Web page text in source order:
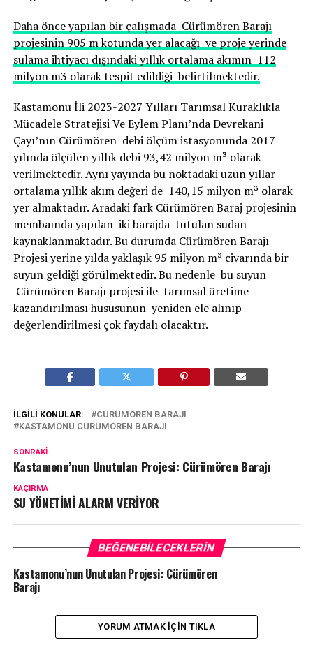
Daha önce yapılan bir çalışmada Cürümören Barajı
projesinin 905 m kotunda yer alacağı ve proje yerinde
sulama ihtiyacı dışındaki yıllık ortalama akımın 112
milyon m3 olarak tespit edildiği belirtilmektedir.
Kastamonu İli 2023-2027 Yılları Tarımsal Kuraklıkla
Mücadele Stratejisi Ve Eylem Planı’nda Devrekani
Çayı’nın Cürümören debi ölçüm istasyonunda 2017
yılında ölçülen yıllık debi 93,42 milyon m³ olarak
verilmektedir. Aynı yayında bu noktadaki uzun yıllar
ortalama yıllık akım değeri de 140,15 milyon m³ olarak
yer almaktadır. Aradaki fark Cürümören Baraj projesinin
membaında yapılan iki barajda tutulan sudan
kaynaklanmaktadır. Bu durumda Cürümören Barajı
Projesi yerine yılda yaklaşık 95 milyon m³ civarında bir
suyun geldiği görülmektedir. Bu nedenle bu suyun
Cürümören Barajı projesi ile tarımsal üretime
kazandırılması hususunun yeniden ele alınıp
değerlendirilmesi çok faydalı olacaktır.
İLGILI KONULAR:
CÜRÜMÖREN BARAJI
KASTAMONU CÜRÜMÖREN BARAJI
SONRAKI
Kastamonu’nun Unutulan Projesi: Cürümören Barajı
KAÇIRMA
SU YÖNETİMİ ALARM VERİYOR
BEĞENEBILECEKLERIN
Kastamonu’nun Unutulan Projesi: Cürümören
Barajı
YORUM ATMAK IÇIN TIKLA